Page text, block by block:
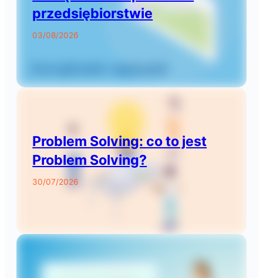
przedsiębiorstwie
03/08/2026
Problem Solving: co to jest
Problem Solving?
30/07/2026